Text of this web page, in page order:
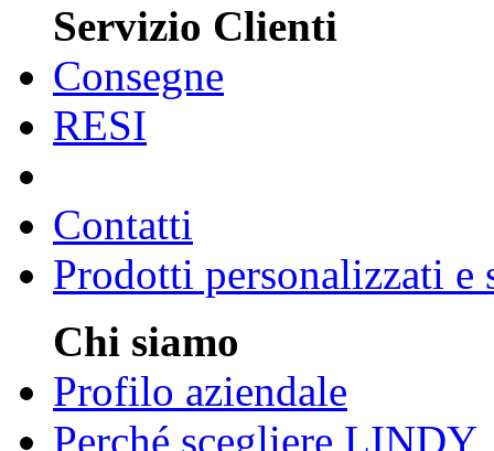
Servizio Clienti
Consegne
RESI
Contatti
Prodotti personalizzati e
Chi siamo
Profilo aziendale
Perché scegliere LINDY